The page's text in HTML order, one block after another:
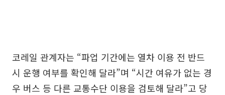
코레일 관계자는 “파업 기간에는 열차 이용 전 반드
시 운행 여부를 확인해 달라”며 “시간 여유가 없는 경
우 버스 등 다른 교통수단 이용을 검토해 달라”고 당